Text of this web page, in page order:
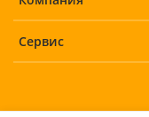
Сервис